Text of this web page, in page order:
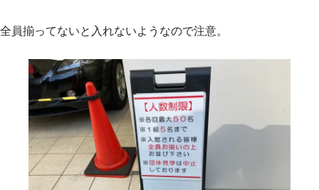
全員揃ってないと入れないようなので注意。